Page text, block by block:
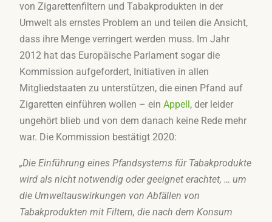
von Zigarettenfiltern und Tabakprodukten in der
Umwelt als ernstes Problem an und teilen die Ansicht,
dass ihre Menge verringert werden muss. Im Jahr
2012 hat das Europäische Parlament sogar die
Kommission aufgefordert, Initiativen in allen
Mitgliedstaaten zu unterstützen, die einen Pfand auf
Zigaretten einführen wollen – ein Appell , der leider
ungehört blieb und von dem danach keine Rede mehr
war. Die Kommission bestätigt 2020:
„Die Einführung eines Pfandsystems für Tabakprodukte
wird als nicht notwendig oder geeignet erachtet, … um
die Umweltauswirkungen von Abfällen von
Tabakprodukten mit Filtern, die nach dem Konsum